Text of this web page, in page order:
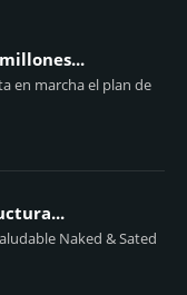
en marcha el plan de
Naked & Sated